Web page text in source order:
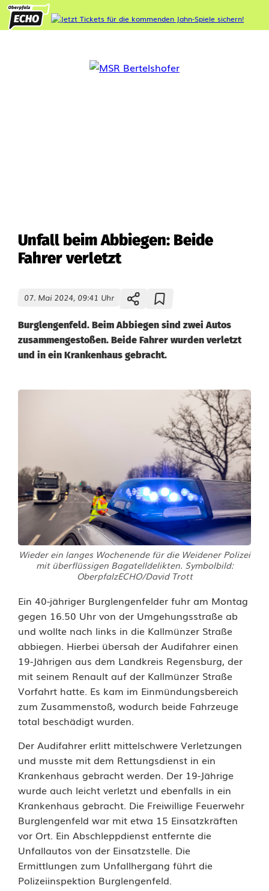
Unfall beim Abbiegen: Beide
Fahrer verletzt
07. Mai 2024, 09:41 Uhr
Burglengenfeld. Beim Abbiegen sind zwei Autos
zusammengestoßen. Beide Fahrer wurden verletzt
und in ein Krankenhaus gebracht.
a
l
l
b
e
m
A
b
b
i
e
g
e
n
:
B
e
i
Wieder ein langes Wochenende für die Weidener Polizei
mit überflüssigen Bagatelldelikten. Symbolbild:
OberpfalzECHO/David Trott
Ein 40-jähriger Burglengenfelder fuhr am Montag
gegen 16.50 Uhr von der Umgehungsstraße ab
und wollte nach links in die Kallmünzer Straße
abbiegen. Hierbei übersah der Audifahrer einen
19-Jährigen aus dem Landkreis Regensburg, der
mit seinem Renault auf der Kallmünzer Straße
Vorfahrt hatte. Es kam im Einmündungsbereich
zum Zusammenstoß, wodurch beide Fahrzeuge
total beschädigt wurden.
Der Audifahrer erlitt mittelschwere Verletzungen
und musste mit dem Rettungsdienst in ein
Krankenhaus gebracht werden. Der 19-Jährige
wurde auch leicht verletzt und ebenfalls in ein
Krankenhaus gebracht. Die Freiwillige Feuerwehr
Burglengenfeld war mit etwa 15 Einsatzkräften
vor Ort. Ein Abschleppdienst entfernte die
Unfallautos von der Einsatzstelle. Die
Ermittlungen zum Unfallhergang führt die
Polizeiinspektion Burglengenfeld.